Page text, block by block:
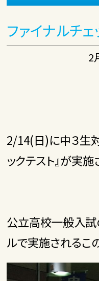
ファイナルチェ
2
2/14(日)に中３生
ックテスト』が実施
公立高校一般入試
ルで実施されるこ